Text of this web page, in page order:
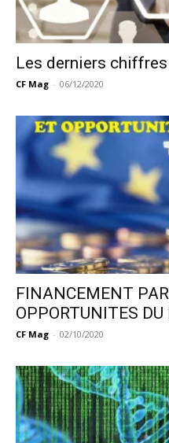
Les derniers
CF Mag - 06/12/2020
FINANCEMENT
OPPORTUNITES DU
CF Mag - 02/10/2020